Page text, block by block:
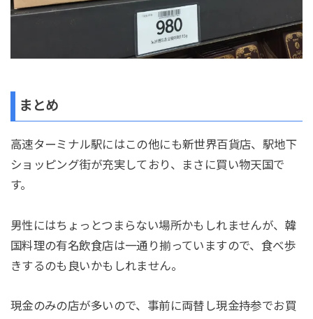
まとめ
高速ターミナル駅にはこの他にも新世界百貨店、駅地下
ショッピング街が充実しており、まさに買い物天国で
す。
男性にはちょっとつまらない場所かもしれませんが、韓
国料理の有名飲食店は一通り揃っていますので、食べ歩
きするのも良いかもしれません。
現金のみの店が多いので、事前に両替し現金持参でお買